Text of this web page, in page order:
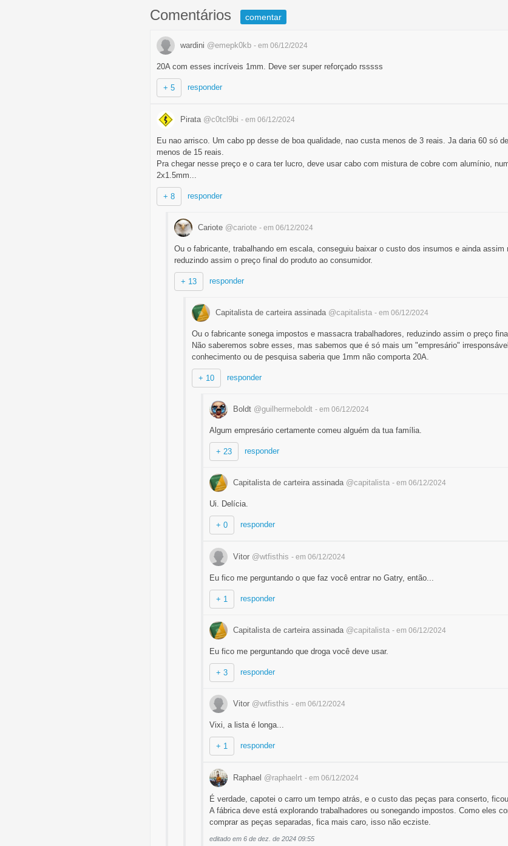
Comentários comentar
wardini @emepk0kb - em 06/12/2024
20A com esses incríveis 1mm. Deve ser super reforçado rsssss
+ 5 responder
Pirata @c0tcl9bi - em 06/12/2024
Eu nao arrisco. Um cabo pp desse de boa qualidade, nao custa menos de 3 reais. Ja daria 60 só
menos de 15 reais.
Pra chegar nesse preço e o cara ter lucro, deve usar cabo com mistura de cobre com alumínio,
2x1.5mm...
+ 8 responder
Cariote @cariote - em 06/12/2024
Ou o fabricante, trabalhando em escala, conseguiu baixar o custo dos insumos e ainda assim
reduzindo assim o preço final do produto ao consumidor.
+ 13 responder
Capitalista de carteira assinada @capitalista - em 06/12/2024
Ou o fabricante sonega impostos e massacra trabalhadores, reduzindo assim o preço
Não saberemos sobre esses, mas sabemos que é só mais um "empresário"
conhecimento ou de pesquisa saberia que 1mm não comporta 20A.
+ 10 responder
Boldt @guilhermeboldt - em 06/12/2024
Algum empresário certamente comeu alguém da tua família.
+ 23 responder
Capitalista de carteira assinada @capitalista - em 06/12/2024
Ui. Delícia.
+ 0 responder
Vitor @wtfisthis - em 06/12/2024
Eu fico me perguntando o que faz você entrar no Gatry, então...
+ 1 responder
Capitalista de carteira assinada @capitalista - em 06/12/2024
Eu fico me perguntando que droga você deve usar.
+ 3 responder
Vitor @wtfisthis - em 06/12/2024
Vixi, a lista é longa...
+ 1 responder
Raphael @raphaelrt - em 06/12/2024
É verdade, capotei o carro um tempo atrás, e o custo das peças para conserto,
A fábrica deve está explorando trabalhadores ou sonegando impostos. Como eles
comprar as peças separadas, fica mais caro, isso não ecziste.
editado em 6 de dez. de 2024 09:55